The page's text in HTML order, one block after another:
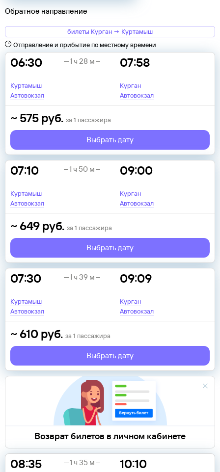
Обратное направление
билеты Курган → Куртамыш
Отправление и прибытие по местному времени
06:30
Куртамыш
Автовокзал
07:58
Курган
Автовокзал
1 ч 28 м
~ 575 руб. за 1 пассажира
Выбрать дату
07:10
Куртамыш
Автовокзал
09:00
Курган
Автовокзал
1 ч 50 м
~ 649 руб. за 1 пассажира
Выбрать дату
07:30
Куртамыш
Автовокзал
09:09
Курган
Автовокзал
1 ч 39 м
~ 610 руб. за 1 пассажира
Выбрать дату
Возврат билетов в личном кабинете
08:35 10:10
1 ч 35 м